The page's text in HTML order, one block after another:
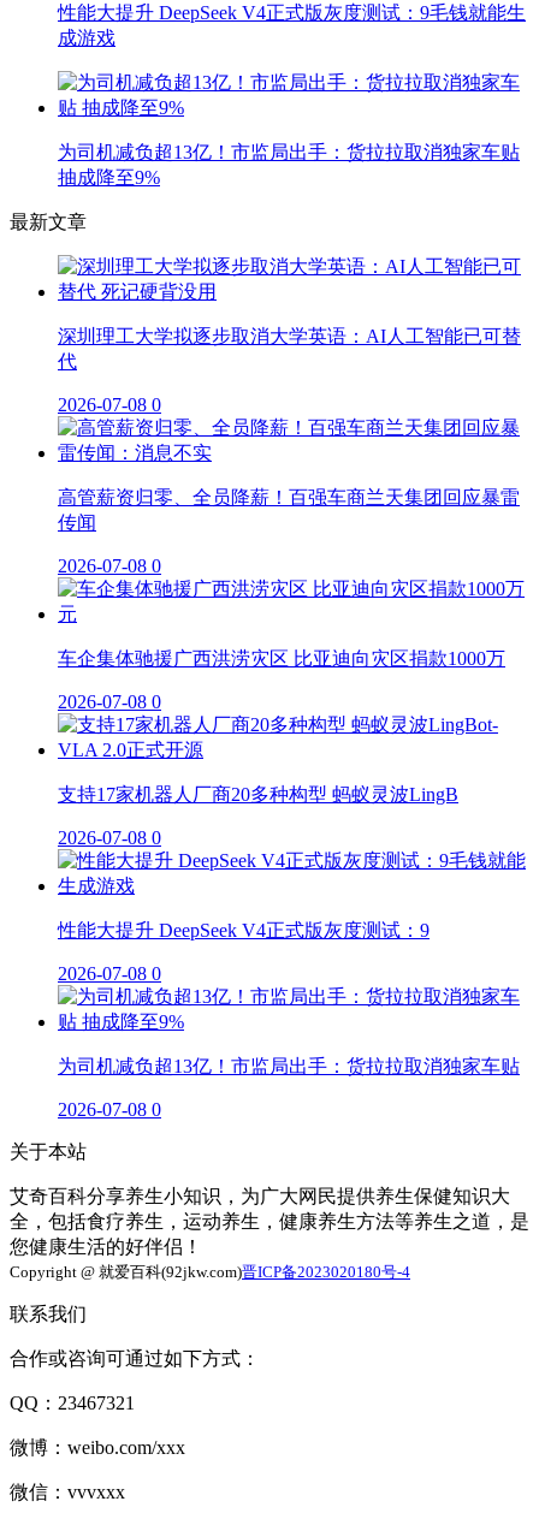
性能大提升 DeepSeek V4正式版灰度测试：9毛钱就能生
成游戏
为司机减负超13亿！市监局出手：货拉拉取消独家车贴
抽成降至9%
最新文章
深圳理工大学拟逐步取消大学英语：AI人工智能已可替
代
2026-07-08 0
高管薪资归零、全员降薪！百强车商兰天集团回应暴雷
传闻
2026-07-08 0
车企集体驰援广西洪涝灾区 比亚迪向灾区捐款1000万
2026-07-08 0
支持17家机器人厂商20多种构型 蚂蚁灵波LingB
2026-07-08 0
性能大提升 DeepSeek V4正式版灰度测试：9
2026-07-08 0
为司机减负超13亿！市监局出手：货拉拉取消独家车贴
2026-07-08 0
关于本站
艾奇百科分享养生小知识，为广大网民提供养生保健知识大
全，包括食疗养生，运动养生，健康养生方法等养生之道，是
您健康生活的好伴侣！
Copyright @ 就爱百科(92jkw.com)晋ICP备2023020180号-4
联系我们
合作或咨询可通过如下方式：
QQ：23467321
微博：weibo.com/xxx
微信：vvvxxx